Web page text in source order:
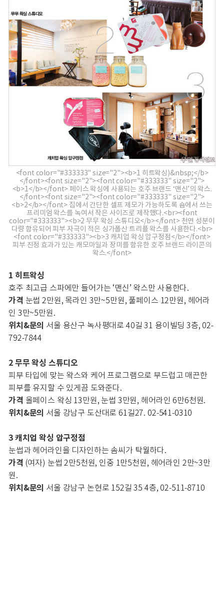
<font color="#333333" size="2"><b>1 히트왁싱)&nbsp;</b>
</font><font size="2"><font color="#333333" size="2">
<b>1</b></font> 페이스 왁싱에 사용되는 호주 브랜드 ‘맨신’의 왁스.
</font><font size="2"><font color="#333333" size="2">
<b>2</b></font> 집에서 간단한 셀프 제모가 가능하도록 숍에서 쓰는
프리미엄 왁스를 녹여서 작은 사이즈로 제작했다.<br><font
color="#333333"><b>2 무무 왁싱 스튜디오</b></font> 천연 성분이
다량 함유되어 피부 자극이 적은 싱가폴산 트리플 왁스를 사용한다.<br>
<font color="#333333"><b>3 캐치업 왁싱 압구정점</b></font>
피부 진정 효과가 있는 캐모마일과 장미를 함유한 호주 브랜드 라이콘의
왁스.</font>
1 히트왁싱
호주 최고급 스파에만 들어가는 ‘맨신’ 왁스만 사용한다.
가격 눈썹 2만원, 목라인 3만~5만원, 풀페이스 12만원, 헤어라
인 3만~5만원.
위치&문의 서울 용산구 녹사평대로 40길 31 용이빌딩 3층, 02-
792-7844
2 무무 왁싱 스튜디오
피부 타입에 맞는 왁스와 케어 프로그램으로 부드럽고 매끈한
피부를 유지할 수 있게끔 도와준다.
가격 올페이스 왁싱 13만원, 눈썹 3만원, 헤어라인 6만6천원.
위치&문의 서울 강남구 도산대로 61길27. 02-541-0310
3 캐치업 왁싱 압구정점
눈썹과 헤어라인을 디자인하는 솜씨가 탁월하다.
가격 (여자) 눈썹 2만5천원, 인중 1만5천원, 헤어라인 2만~3만
원.
위치&문의 서울 강남구 논현로 152길 35 4층, 02-511-8710